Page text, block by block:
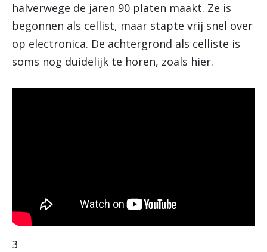
halverwege de jaren 90 platen maakt. Ze is
begonnen als cellist, maar stapte vrij snel over
op electronica. De achtergrond als celliste is
soms nog duidelijk te horen, zoals hier.
3